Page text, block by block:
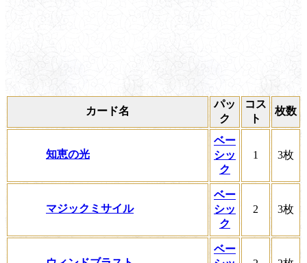
カード名
パッ
ク
コス
ト
枚数
知恵の光
ベー
シッ
ク
1 3枚
マジックミサイル
ベー
シッ
ク
2 3枚
ベー